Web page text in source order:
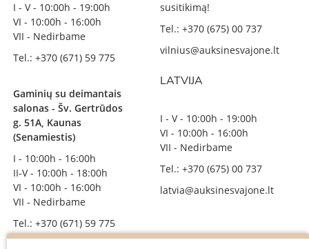
I - V - 10:00h - 19:00h
VI - 10:00h - 16:00h
VII - Nedirbame
Tel.: +370 (671) 59 775
Gaminių su deimantais
salonas - Šv. Gertrūdos
g. 51A, Kaunas
(Senamiestis)
I - 10:00h - 16:00h
II-V - 10:00h - 18:00h
VI - 10:00h - 16:00h
VII - Nedirbame
Tel.: +370 (671) 59 775
susitikimą!
Tel.: +370 (675) 00 737
vilnius@auksinesvajone.lt
LATVIJA
I - V - 10:00h - 19:00h
VI - 10:00h - 16:00h
VII - Nedirbame
Tel.: +370 (675) 00 737
latvia@auksinesvajone.lt